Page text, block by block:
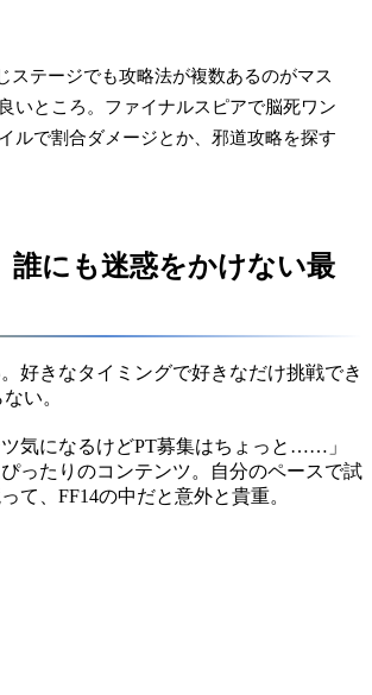
ステージでも攻略法が複数あるのがマス
いところ。ファイナルスピアで脳死ワン
ルで割合ダメージとか、邪道攻略を探す
誰にも迷惑をかけない最
好きなタイミングで好きなだけ挑戦でき
い。
ツ気になるけどPT募集はちょっと……」
ったりのコンテンツ。自分のペースで試
て、FF14の中だと意外と貴重。